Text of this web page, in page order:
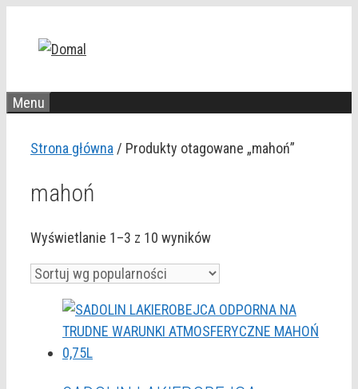
Menu
Strona główna / Produkty otagowane „mahoń”
mahoń
Wyświetlanie 1–3 z 10 wynikówPosortowane
popularności